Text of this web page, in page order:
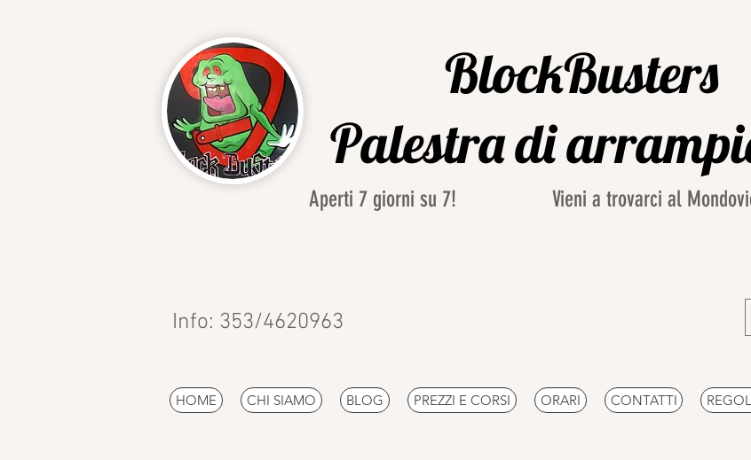
BlockBusters
Palestra di
Aperti 7 giorni su 7! Vieni a trovarci al
Info: 353/4620963
HOME CHI SIAMO BLOG PREZZI E CORSI ORARI CONTATTI